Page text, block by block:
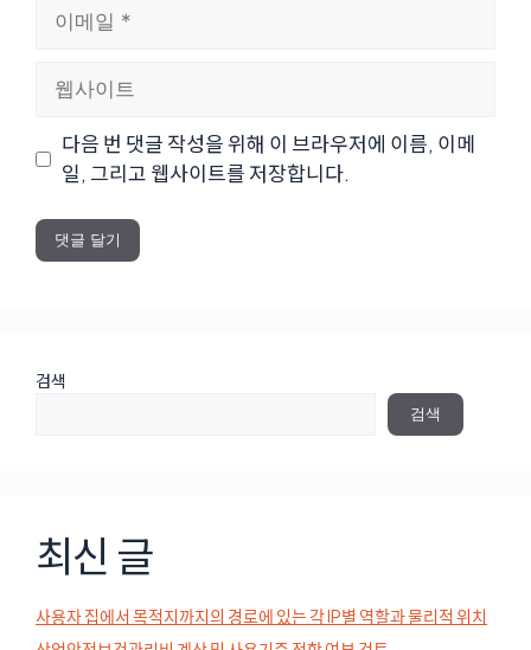
트
다음 번 댓글 작성을 위해 이 브라우저에 이름, 이메
일, 그리고 웹사이트를 저장합니다.
검색
검색
최신 글
사용자 집에서 목적지까지의 경로에 있는 각 IP별 역할과 물리적 위치